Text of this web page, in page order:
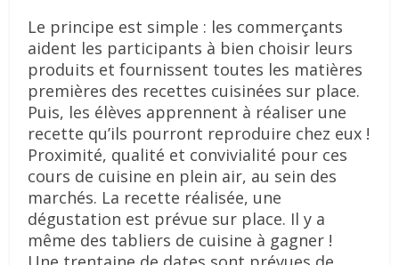
Le principe est simple : les commerçants
aident les participants à bien choisir leurs
produits et fournissent toutes les matières
premières des recettes cuisinées sur place.
Puis, les élèves apprennent à réaliser une
recette qu’ils pourront reproduire chez eux !
Proximité, qualité et convivialité pour ces
cours de cuisine en plein air, au sein des
marchés. La recette réalisée, une
dégustation est prévue sur place. Il y a
même des tabliers de cuisine à gagner !